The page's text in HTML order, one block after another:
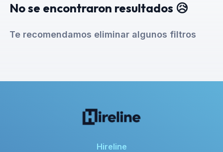
No se encontraron resultados 😥
Te recomendamos eliminar algunos filtros
Hireline